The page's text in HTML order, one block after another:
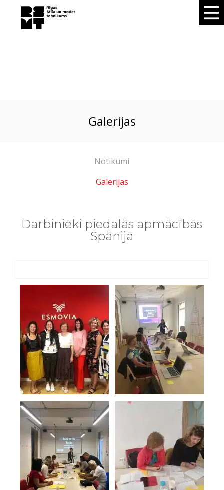
galerijas
Notikumi
Galerijas
Darbinieki piedalās apmācībās
Spānijā